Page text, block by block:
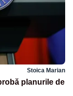
Stoica Marian
planurile de